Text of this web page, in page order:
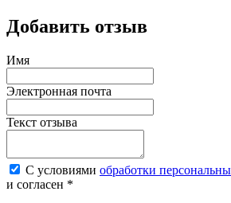
Добавить отзыв
Имя
Электронная почта
Текст отзыва
С условиями обработки
и согласен *